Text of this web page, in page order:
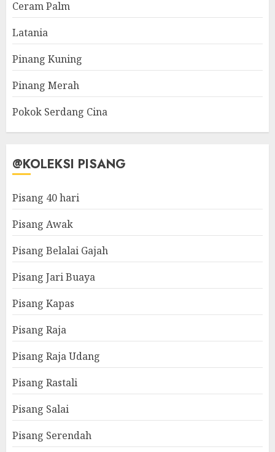
Ceram Palm
Latania
Pinang Kuning
Pinang Merah
Pokok Serdang Cina
@KOLEKSI PISANG
Pisang 40 hari
Pisang Awak
Pisang Belalai Gajah
Pisang Jari Buaya
Pisang Kapas
Pisang Raja
Pisang Raja Udang
Pisang Rastali
Pisang Salai
Pisang Serendah